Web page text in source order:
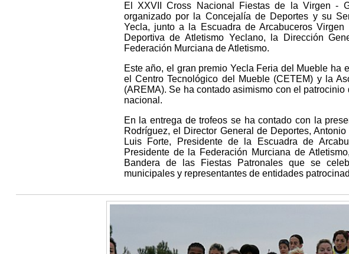
El XXVII Cross Nacional Fiestas de la Virgen -
organizado por la Concejalía de Deportes y su
Yecla, junto a la Escuadra de Arcabuceros
Deportiva de Atletismo Yeclano, la Dirección
Federación Murciana de Atletismo.
Este año, el gran premio Yecla Feria del Mueble ha
el Centro Tecnológico del Mueble (CETEM) y la
(AREMA). Se ha contado asimismo con el
nacional.
En la entrega de trofeos se ha contado con la
Rodríguez, el Director General de Deportes,
Luis Forte, Presidente de la Escuadra de
Presidente de la Federación Murciana de
Bandera de las Fiestas Patronales que se
municipales y representantes de entidades